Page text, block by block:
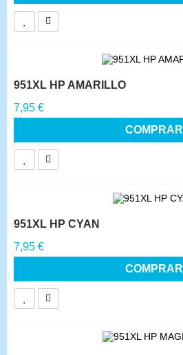
951XL HP AMARILLO
Precio
7,95 €
COMPRAR
951XL HP CYAN
Precio
7,95 €
COMPRAR